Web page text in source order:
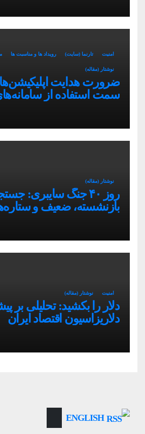
امنیت تارنما (سایت) رویداد ها و مناسبت ها
نوشتار (مقاله)
ضرورت هدایت
سمت استفاده از
نوشتار (مقاله)
روز ۴۰ جنگ سایبری:
بازنشسته، ضعیف و
امنیت نوشتار (مقاله)
دلار را بکشید: تحلیلی بر
دلاریزاسیون اقتصاد ایران
ENGLISH